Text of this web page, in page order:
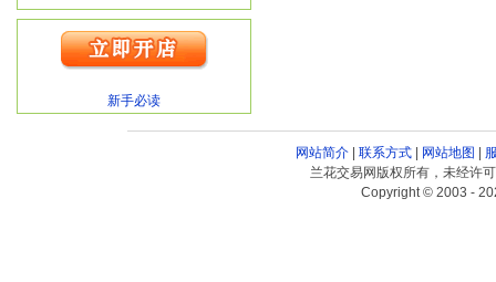
新手必读
网站简介| 联系方式| 网站地图 |
兰花交易网版权所有，未经许
Copyright © 2003 -